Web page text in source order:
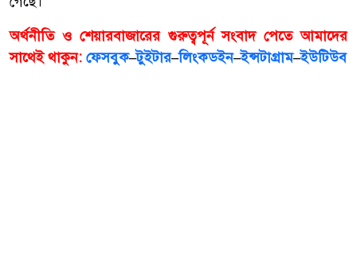
অর্থনীতি ও শেয়ারবাজারের গুরুত্বপূর্ন সংবাদ পেতে আমাদের
সাথেই থাকুন: ফেসবুক–টুইটার–লিংকডইন–ইন্সটাগ্রাম–ইউটিউব